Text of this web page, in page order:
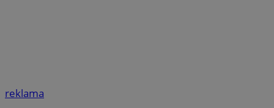
reklama